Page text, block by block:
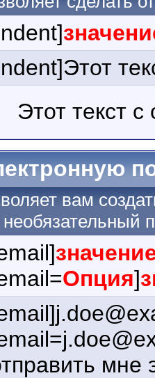
Этот текст с
вам
Опция]
мне